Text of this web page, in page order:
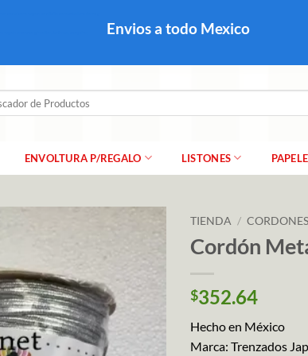
Envios a todo Mexico
ENVOLTURA P/REGALO LISTONES
TIENDA /
Cordón
$352.64
Hecho en México
Marca: Trenzados